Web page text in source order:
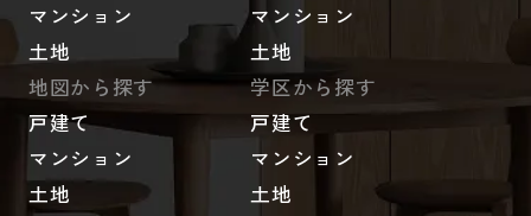
マンション
土地
マンション
土地
地図から探す
戸建て
マンション
土地
学区から探す
戸建て
マンション
土地